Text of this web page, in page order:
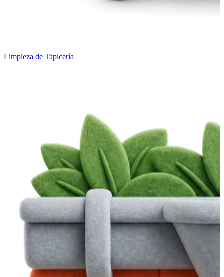
Limpieza de Tapicería